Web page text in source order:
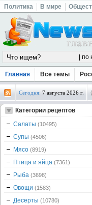
Политика В мире
Главная Все темы
Сегодня: 7 августа 2026 г.
Категории рецептов
Салаты (10495)
Супы (4506)
Мясо (8919)
Птица и яйца (7361)
Рыба (3698)
Овощи (1583)
Десерты (10780)